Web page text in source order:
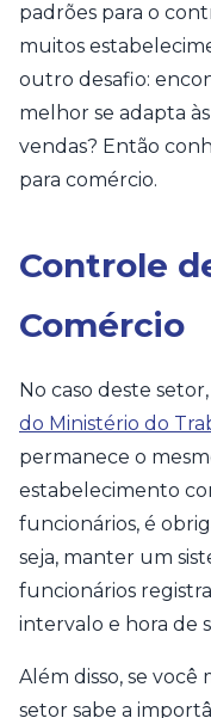
padrões para o
muitos
outro desafio:
melhor se adapta
vendas? Então
para comércio.
Controle
Comércio
No caso deste
do Ministério do
permanece o
estabelecimento
funcionários, é
seja, manter um
funcionários
intervalo e hora de
Além disso, se
setor sabe a